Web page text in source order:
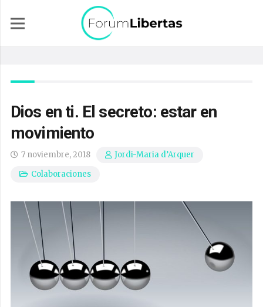
Dios en ti. El secreto: estar en
movimiento
7 noviembre, 2018
Jordi-Maria d’Arquer
Colaboraciones